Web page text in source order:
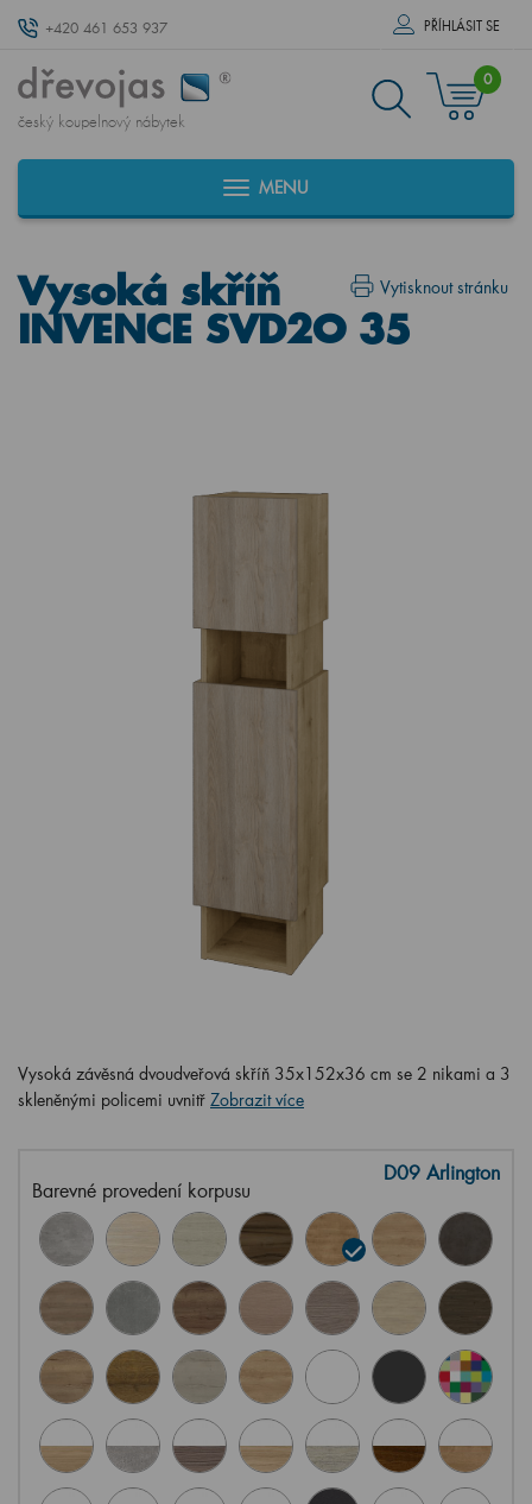
+420 461 653 937 PŘÍHLÁSIT SE
český koupelnový nábytek
0
MENU
Vytisknout stránku
Vysoká skříň
INVENCE SVD2O 35
Vysoká závěsná dvoudveřová skříň 35x152x36 cm se 2 nikami a 3
skleněnými policemi uvnitř Zobrazit více
Barevné provedení korpusu
D09 Arlington